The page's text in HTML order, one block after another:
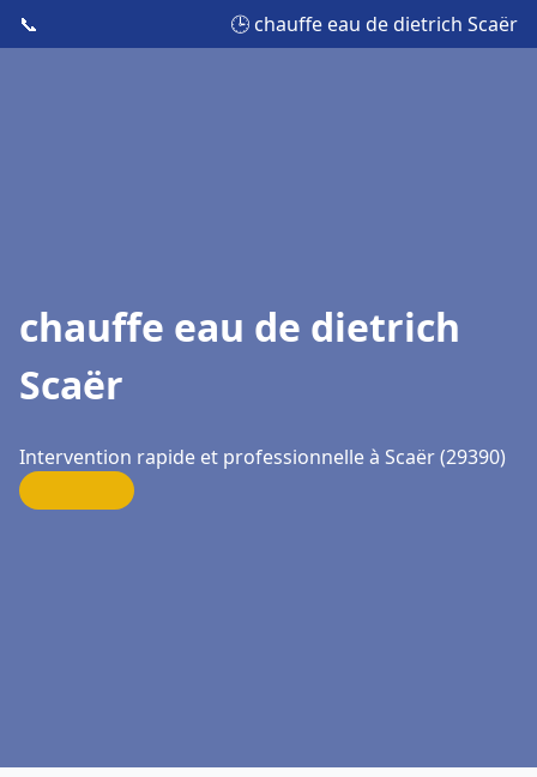
📞 🕒 chauffe eau de dietrich Scaër
chauffe eau de dietrich
Scaër
Intervention rapide et professionnelle à Scaër (29390)